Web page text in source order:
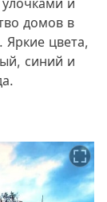
домов в
Яркие цвета,
синий и